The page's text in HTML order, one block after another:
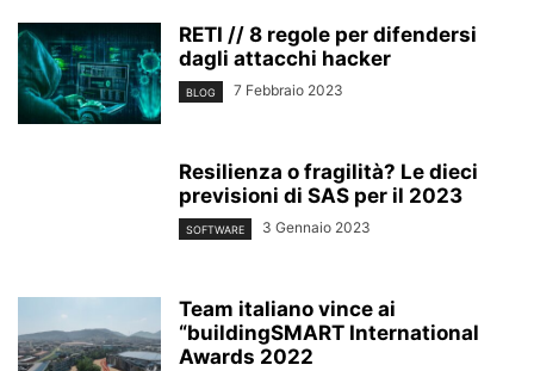
RETI // 8 regole per difendersi
dagli attacchi hacker
BLOG 7 Febbraio 2023
Resilienza o fragilità? Le dieci
previsioni di SAS per il 2023
SOFTWARE 3 Gennaio 2023
Team italiano vince ai
“buildingSMART International
Awards 2022